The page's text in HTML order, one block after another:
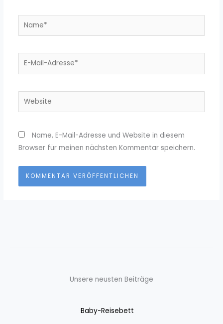
Name*
E-
Website
Name, E-Mail-Adresse und Website in diesem
Browser für meinen nächsten Kommentar speichern.
Unsere neusten Beiträge
Baby-Reisebett